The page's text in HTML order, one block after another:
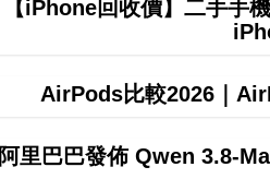
【iPhone回收價】二手手
AirPods比較2026｜
阿里巴巴發佈 Qwen 3.8-